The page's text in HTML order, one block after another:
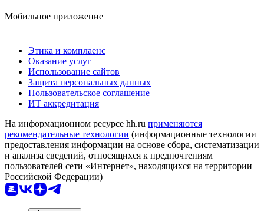
Мобильное приложение
Этика и комплаенс
Оказание услуг
Использование сайтов
Защита персональных данных
Пользовательское соглашение
ИТ аккредитация
На информационном ресурсе hh.ru применяются
рекомендательные технологии (информационные технологии
предоставления информации на основе сбора, систематизации
и анализа сведений, относящихся к предпочтениям
пользователей сети «Интернет», находящихся на территории
Российской Федерации)